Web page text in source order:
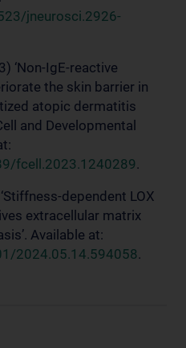
jneurosci.2926-
‘Non-IgE-reactive
the skin barrier in
atopic dermatitis
and Developmental
fcell.2023.1240289.
dependent LOX
extracellular matrix
Available at:
2024.05.14.594058.